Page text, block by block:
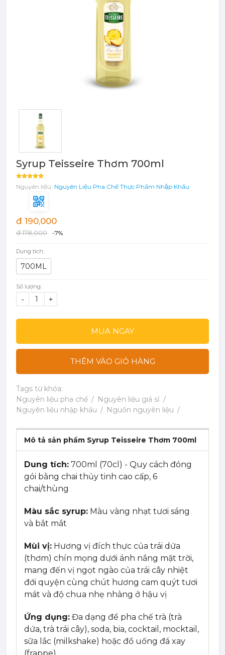
Syrup Teisseire Thơm 700ml
Nguyên liệu: Nguyên Liệu Pha Chế Thực Phẩm Nhập Khẩu
đ 190,000
đ 178,000 -7%
Dung tích:
700ML
Số lượng:
- +
MUA NGAY
THÊM VÀO GIỎ HÀNG
Tags từ khóa:
Nguyên liệu pha chế
Nguyên liệu giá sỉ
Nguyên liệu nhập khẩu
Nguồn nguyên liệu
Mô tả sản phẩm Syrup Teisseire Thơm 700ml
Dung tích: 700ml (70cl) - Quy cách đóng
gói bằng chai thủy tinh cao cấp, 6
chai/thùng
Màu sắc syrup: Màu vàng nhạt tươi sáng
và bắt mắt
Mùi vị: Hương vị đích thực của trái dứa
(thơm) chín mọng dưới ánh nắng mặt trời,
mang đến vị ngọt ngào của trái cây nhiệt
đới quyện cùng chút hương cam quýt tươi
mát và độ chua nhẹ nhàng ở hậu vị
Ứng dụng: Đa dạng để pha chế trà (trà
dứa, trà trái cây), soda, bia, cocktail, mocktail,
sữa lắc (milkshake) hoặc đồ uống đá xay
TRÁI CÂY ĐÓNG HỘP (CANNED
Đào Ngâm - Trái Cây Hộp
Máy Móc Dụng Cụ
Phụ Kiện Các Loại